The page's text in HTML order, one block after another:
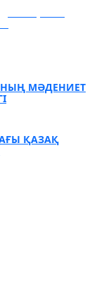
МӘДЕНИЕТ
ҚАЗАҚ